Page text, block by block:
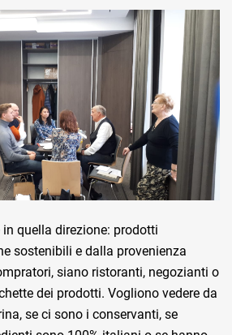
quella direzione: prodotti
sostenibili e dalla provenienza
siano ristoranti, negozianti o
dei prodotti. Vogliono vedere da
se ci sono i conservanti, se